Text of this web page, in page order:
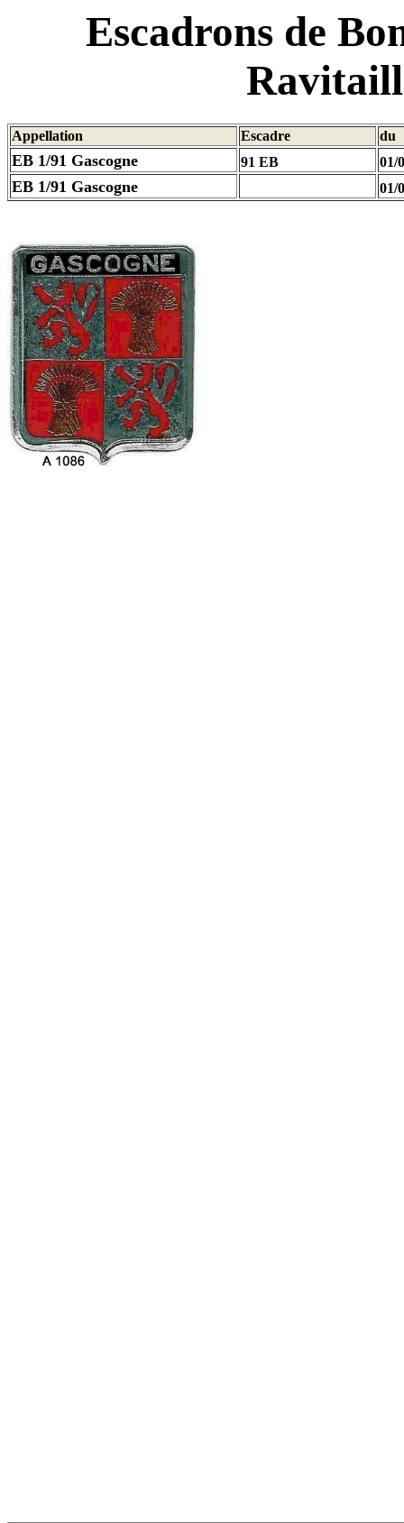
Escadrons de
Appellation Escadre du
EB 1/91 Gascogne 91 EB 01/
EB 1/91 Gascogne 01/